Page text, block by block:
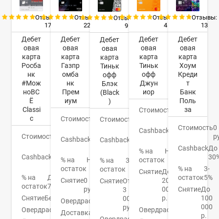
Отзывы:
17
Дебет
овая
карта
Росба
нк
#Мож
ноВС
Ё
Classi
c
Стоимость
Cashback
До
10%
% на
остаток
До
7%
СнятиеБесплатно
Овердрафт
Нет
Отзывы:
22
Дебет
овая
карта
Газпр
омба
нк
Прем
иум
Стоимость
Cashback
До
% на
остаток
Нет
Снятие0
руб.
Овердрафт
Доставка
Отзывы:
9
Дебет
овая
карта
Тиньк
офф
Блэк
(Black
)
Стоимость
руб.
Cashback
30%
% на
остаток
3,5%
СнятиеОт
3
000
руб.
Отзывы:
4
Дебет
овая
карта
Тиньк
офф
Джун
иор
Стоимость
руб.
Cashback
% на
остаток
Нет
СнятиеДо
20
000
р.
Овердрафт
Отзывы:
13
Дебет
овая
карта
Хоум
Креди
т
Банк
Поль
за
Стоимость0
CashbackДо
% на
остаток
3-
5%
СнятиеДо
100
000
р.